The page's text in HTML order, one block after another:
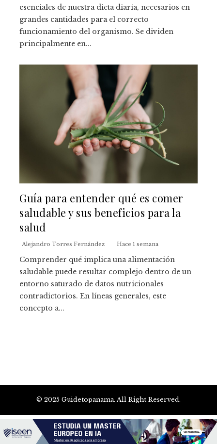
esenciales de nuestra dieta diaria, necesarios en
grandes cantidades para el correcto
funcionamiento del organismo. Se dividen
principalmente en...
Guía para entender qué es comer
saludable y sus beneficios para la
salud
Alejandro Torres Fernández Hace 1 semana
Comprender qué implica una alimentación
saludable puede resultar complejo dentro de un
entorno saturado de datos nutricionales
contradictorios. En líneas generales, este
concepto a...
© 2025 Guidetopanama. All Right Reserved.